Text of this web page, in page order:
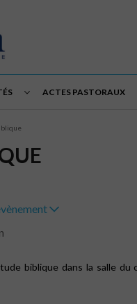
ACTES PASTORAUX
biblique dans la salle